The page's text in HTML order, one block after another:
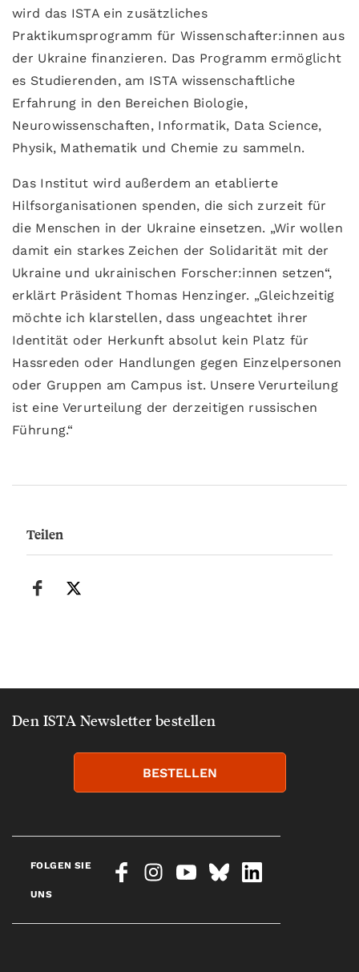
wird das ISTA ein zusätzliches
Praktikumsprogramm für Wissenschafter:innen aus
der Ukraine finanzieren. Das Programm ermöglicht
es Studierenden, am ISTA wissenschaftliche
Erfahrung in den Bereichen Biologie,
Neurowissenschaften, Informatik, Data Science,
Physik, Mathematik und Chemie zu sammeln.
Das Institut wird außerdem an etablierte
Hilfsorganisationen spenden, die sich zurzeit für
die Menschen in der Ukraine einsetzen. „Wir wollen
damit ein starkes Zeichen der Solidarität mit der
Ukraine und ukrainischen Forscher:innen setzen“,
erklärt Präsident Thomas Henzinger. „Gleichzeitig
möchte ich klarstellen, dass ungeachtet ihrer
Identität oder Herkunft absolut kein Platz für
Hassreden oder Handlungen gegen Einzelpersonen
oder Gruppen am Campus ist. Unsere Verurteilung
ist eine Verurteilung der derzeitigen russischen
Führung.“
Teilen
Den ISTA Newsletter bestellen
BESTELLEN
FOLGEN SIE
UNS